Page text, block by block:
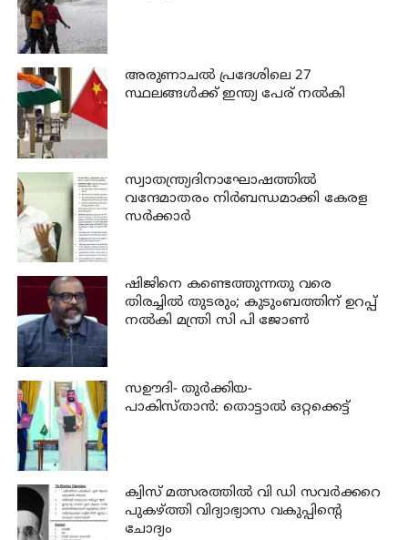
അരുണാചല്‍ പ്രദേശിലെ 27
സ്ഥലങ്ങള്‍ക്ക് ഇന്ത്യ പേര് നല്‍കി
സ്വാതന്ത്ര്യദിനാഘോഷത്തില്‍
വന്ദേമാതരം നിര്‍ബന്ധമാക്കി കേരള
സര്‍ക്കാര്‍
ഷിജിനെ കണ്ടെത്തുന്നതു വരെ
തിരച്ചില്‍ തുടരും; കുടുംബത്തിന് ഉറപ്പ്
നല്‍കി മന്ത്രി സി പി ജോണ്‍
സഊദി- തുർക്കിയ-
പാകിസ്താൻ: തൊട്ടാൽ ഒറ്റക്കെട്ട്
ക്വിസ് മത്സരത്തില്‍ വി ഡി സവര്‍ക്കറെ
പുകഴ്ത്തി വിദ്യാഭ്യാസ വകുപ്പിന്റെ
ചോദ്യം